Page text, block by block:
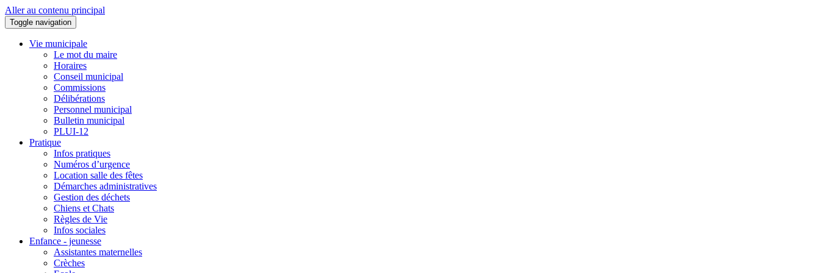
Aller au contenu principal
Toggle navigation
Vie municipale
Le mot du maire
Horaires
Conseil municipal
Commissions
Délibérations
Personnel municipal
Bulletin municipal
PLUI-12
Pratique
Infos pratiques
Numéros d’urgence
Location salle des fêtes
Démarches administratives
Gestion des déchets
Chiens et Chats
Règles de Vie
Infos sociales
Enfance - jeunesse
Assistantes maternelles
Crèches